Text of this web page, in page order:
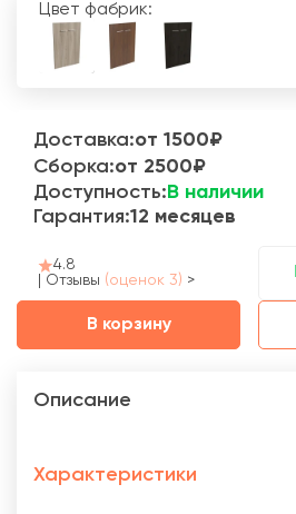
Цвет фабрик:
Доставка:от 1500₽
Сборка:от 2500₽
Доступность: В наличии
Гарантия:12 месяцев
4.8
Отзывы (оценок 3) >
В корзину
Описание
Характеристики